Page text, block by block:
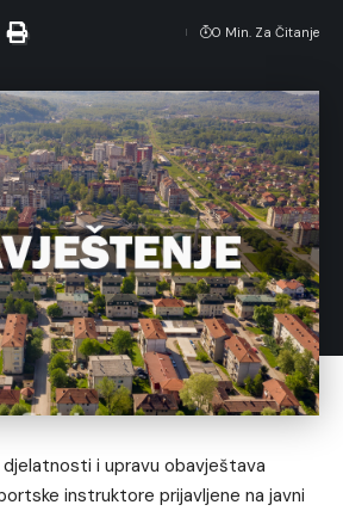
0 Min. Za Čitanje
i upravu obavještava
instruktore prijavljene na javni